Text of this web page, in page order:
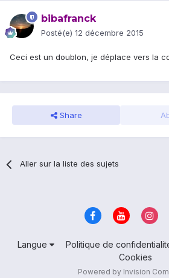
bibafranck
Posté(e) 12 décembre 2015
Ceci est un doublon, je déplace vers la
Share
Aller sur la liste des sujets
Langue Politique de
Cookies
Powered by Invision